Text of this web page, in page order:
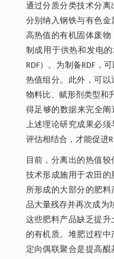
通过分质分类技术分
分别纳入钢铁与有色
高热值的有机固体废
制成用于供热和发电的
RDF）。为制备RDF，
热值组分。此外，可
物料比、赋形剂类型和
得足够的数据来完全阐
上述理论研究成果必须
评估相结合，才能促进
目前，分离出的热值
技术形成施用于农田
所形成的大部分的肥
品大量残存并再次成为
这些肥料产品缺乏提
的有机质。堆肥过程
定向偶联聚合是提高